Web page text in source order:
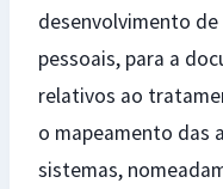
desenvolvimento
pessoais, para a
relativos ao
o mapeamento das
sistemas,